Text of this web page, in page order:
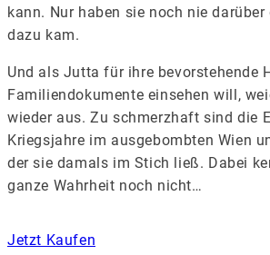
kann. Nur haben sie noch nie darüber
dazu kam.
Und als Jutta für ihre bevorstehende
Familiendokumente einsehen will,
wieder aus. Zu schmerzhaft sind die
Kriegsjahre im ausgebombten Wien
der sie damals im Stich ließ. Dabei
ganze Wahrheit noch nicht…
Jetzt Kaufen